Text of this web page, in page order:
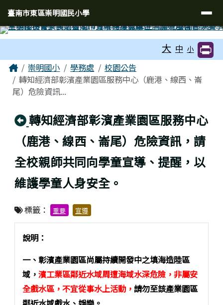
臺南市東區崇明國民小學
導覽列
臺南市東區崇明國民小學
大 中 小
主內容區域
Home崇明國小 學務處
校園公告
轉知經濟部彰濱產業園區服務中心（鹿港、線西、崙
尾）危險資訊...
回上頁
轉知經濟部彰濱產業園區服務中心
（鹿港、線西、崙尾）危險資訊，請
全校親師共同向學童宣導、提醒，以
維護學童人身安全。
標籤： 重要 宣導
說明：
一、彰濱產業園區尚屬持續開發中之填海造陸區
域， 濱工業區鄰近水域周遭海域水深危險，非屬安
全戲水區，不宜從事水上活動， 請勿至該產業園區
頁尾區域